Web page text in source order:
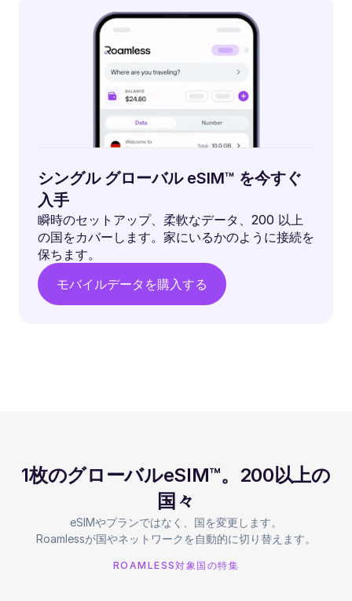
シングル グローバル eSIM™ を今すぐ
入手
瞬時のセットアップ、柔軟なデータ、200 以上
の国をカバーします。家にいるかのように接続を
保ちます。
モバイルデータを購入する
1枚のグローバルeSIM™。200以上の
国々
eSIMやプランではなく、国を変更します。
Roamlessが国やネットワークを自動的に切り替えます。
ROAMLESS対象国の特集